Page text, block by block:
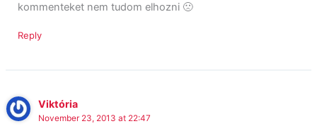
kommenteket nem tudom elhozni 🙁
Reply
Viktória
November 23, 2013 at 22:47